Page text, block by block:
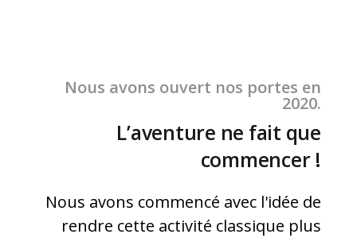
Nous avons ouvert nos portes en
2020.
L’aventure ne fait que
commencer !
Nous avons commencé avec l'idée de
rendre cette activité classique plus